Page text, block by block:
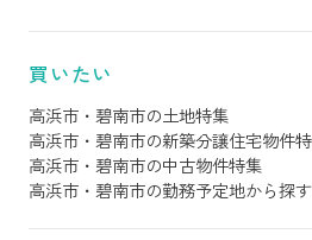
買いたい
高浜市・碧南市の土地特集
高浜市・碧南市の新築分譲住宅物件
高浜市・碧南市の中古物件特集
高浜市・碧南市の勤務予定地から探す